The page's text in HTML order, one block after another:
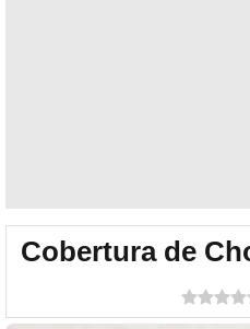
Cobertura de